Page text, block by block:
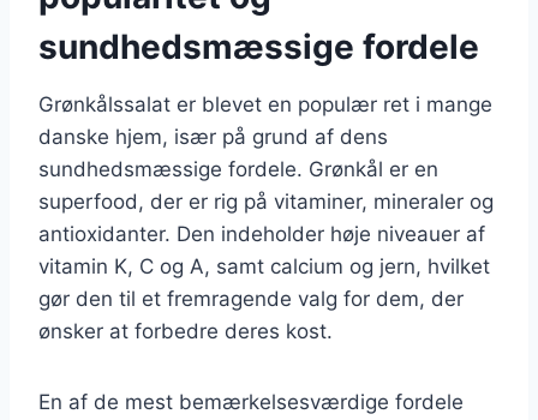
sundhedsmæssige fordele
Grønkålssalat er blevet en populær ret i mange
danske hjem, især på grund af dens
sundhedsmæssige fordele. Grønkål er en
superfood, der er rig på vitaminer, mineraler og
antioxidanter. Den indeholder høje niveauer af
vitamin K, C og A, samt calcium og jern, hvilket
gør den til et fremragende valg for dem, der
ønsker at forbedre deres kost.
En af de mest bemærkelsesværdige fordele